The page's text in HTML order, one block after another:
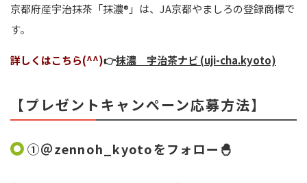
京都府産宇治抹茶「抹濃®」は、JA京都やましろの登録商標で
す。
詳しくはこちら(^^)👉抹濃 宇治茶ナビ (uji-cha.kyoto)
【プレゼントキャンペーン応募方法】
①＠zennoh_kyotoをフォロー🐣